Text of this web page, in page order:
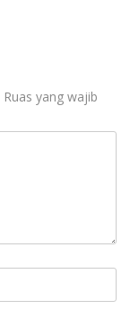
Ruas yang wajib